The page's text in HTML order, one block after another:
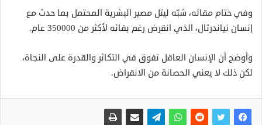
وفي ختام مقاله، شبّه ليتل مصير البشرية المحتمل بما حدث مع
إنسان نياندرتال، الذي انقرض رغم بقائه لأكثر من 350000 عام.
وأوضح أن الإنسان العاقل تفوق في التكاثر والقدرة على النجاة،
لكن ذلك لا يعني الحصانة من الانقراض.